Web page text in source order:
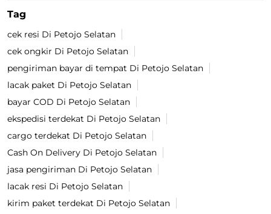
Tag
cek resi Di Petojo Selatan
cek ongkir Di Petojo Selatan
pengiriman bayar di tempat Di Petojo Selatan
lacak paket Di Petojo Selatan
bayar COD Di Petojo Selatan
ekspedisi terdekat Di Petojo Selatan
cargo terdekat Di Petojo Selatan
Cash On Delivery Di Petojo Selatan
jasa pengiriman Di Petojo Selatan
lacak resi Di Petojo Selatan
kirim paket terdekat Di Petojo Selatan